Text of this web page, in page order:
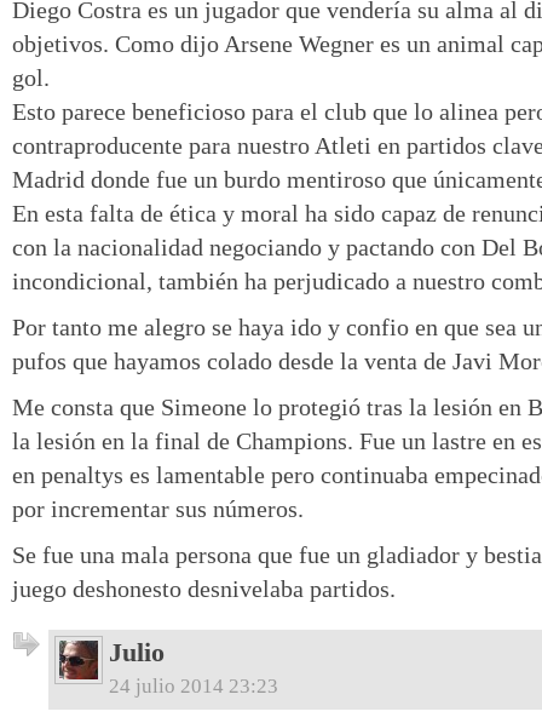
Diego Costra es un jugador que vendería su alma al
objetivos. Como dijo Arsene Wegner es un animal
gol.
Esto parece beneficioso para el club que lo alinea
contraproducente para nuestro Atleti en partidos
Madrid donde fue un burdo mentiroso que
En esta falta de ética y moral ha sido capaz de
con la nacionalidad negociando y pactando con Del
incondicional, también ha perjudicado a nuestro
Por tanto me alegro se haya ido y confio en que sea
pufos que hayamos colado desde la venta de Javi
Me consta que Simeone lo protegió tras la lesión en
la lesión en la final de Champions. Fue un lastre en
en penaltys es lamentable pero continuaba
por incrementar sus números.
Se fue una mala persona que fue un gladiador y
juego deshonesto desnivelaba partidos.
Julio
24 julio 2014 23:23